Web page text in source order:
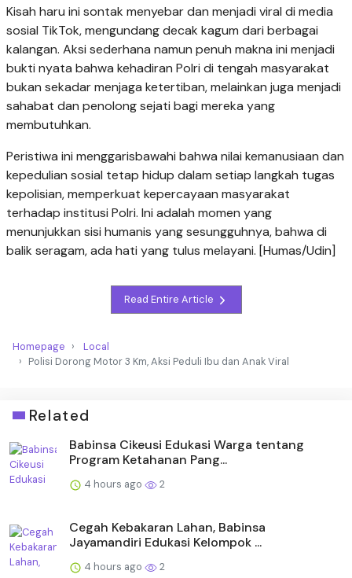
Kisah haru ini sontak menyebar dan menjadi viral di media
sosial TikTok, mengundang decak kagum dari berbagai
kalangan. Aksi sederhana namun penuh makna ini menjadi
bukti nyata bahwa kehadiran Polri di tengah masyarakat
bukan sekadar menjaga ketertiban, melainkan juga menjadi
sahabat dan penolong sejati bagi mereka yang
membutuhkan.
Peristiwa ini menggarisbawahi bahwa nilai kemanusiaan dan
kepedulian sosial tetap hidup dalam setiap langkah tugas
kepolisian, memperkuat kepercayaan masyarakat
terhadap institusi Polri. Ini adalah momen yang
menunjukkan sisi humanis yang sesungguhnya, bahwa di
balik seragam, ada hati yang tulus melayani. [Humas/Udin]
Read Entire Article
Homepage
Local
Polisi Dorong Motor 3 Km, Aksi Peduli Ibu dan Anak Viral
Related
Babinsa Cikeusi Edukasi Warga tentang
Program Ketahanan Pang...
4 hours ago 2
Cegah Kebakaran Lahan, Babinsa
Jayamandiri Edukasi Kelompok ...
4 hours ago 2